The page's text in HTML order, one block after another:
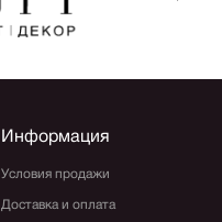
Информация
Условия продажи
Доставка и оплата